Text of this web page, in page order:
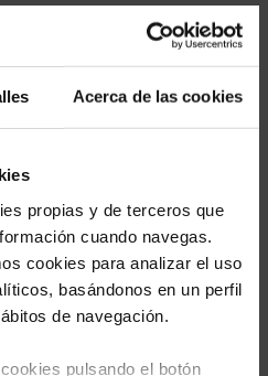
Acerca de las cookies
propias y de terceros que
cuando navegas.
cookies para analizar el uso
basándonos en un perfil
de navegación.
pulsando el botón
cartera.
le enviarán un
de Clases